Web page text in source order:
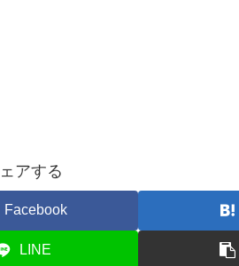
アする
Facebook
LINE